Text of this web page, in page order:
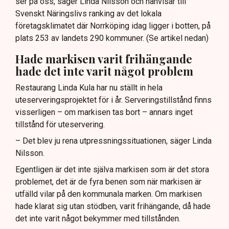
Svenskt Näringslivs ranking av det lokala
företagsklimatet där Norrköping idag ligger i botten, på
plats 253 av landets 290 kommuner. (Se artikel nedan)
Hade markisen varit frihängande
hade det inte varit något problem
Restaurang Linda Kula har nu ställt in hela
uteserveringsprojektet för i år. Serveringstillstånd finns
visserligen – om markisen tas bort – annars inget
tillstånd för uteservering.
– Det blev ju rena utpressningssituationen, säger Linda
Nilsson.
Egentligen är det inte själva markisen som är det stora
problemet, det är de fyra benen som när markisen är
utfälld vilar på den kommunala marken. Om markisen
hade klarat sig utan stödben, varit frihängande, då hade
det inte varit något bekymmer med tillstånden.